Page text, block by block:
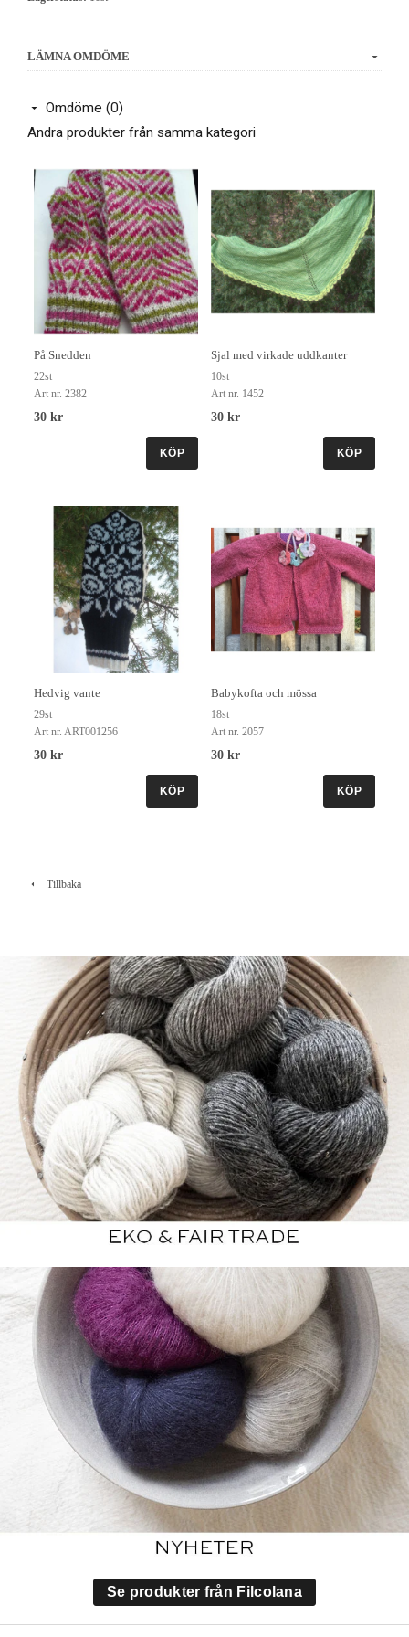
LÄMNA OMDÖME
Omdöme (0)
Andra produkter från samma kategori
På Snedden
22st
Art nr. 2382
30 kr
KÖP
Sjal med virkade uddkanter
10st
Art nr. 1452
30 kr
KÖP
Hedvig vante
29st
Art nr. ART001256
30 kr
KÖP
Babykofta och mössa
18st
Art nr. 2057
30 kr
KÖP
Tillbaka
Se produkter från Filcolana